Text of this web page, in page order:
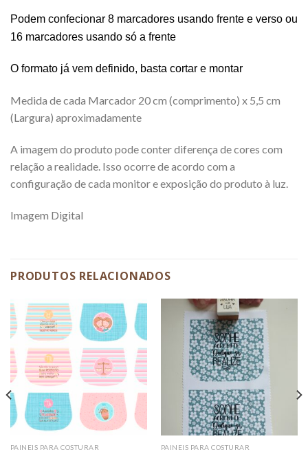
Podem confecionar 8 marcadores usando frente e verso ou
16 marcadores usando só a frente
O formato já vem definido, basta cortar e montar
Medida de cada Marcador 20 cm (comprimento) x 5,5 cm
(Largura) aproximadamente
A imagem do produto pode conter diferença de cores com
relação a realidade. Isso ocorre de acordo com a
configuração de cada monitor e exposição do produto à luz.
Imagem Digital
PRODUTOS RELACIONADOS
PAINEIS PARA COSTURAR PAINEIS PARA COSTURAR